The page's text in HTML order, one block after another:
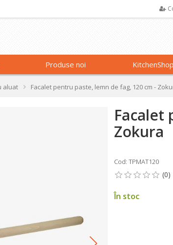
Produse noi
aluat Facalet pentru paste, lemn de fag, 120 cm -
Facalet
Zokura
Cod: TPMAT120
În stoc